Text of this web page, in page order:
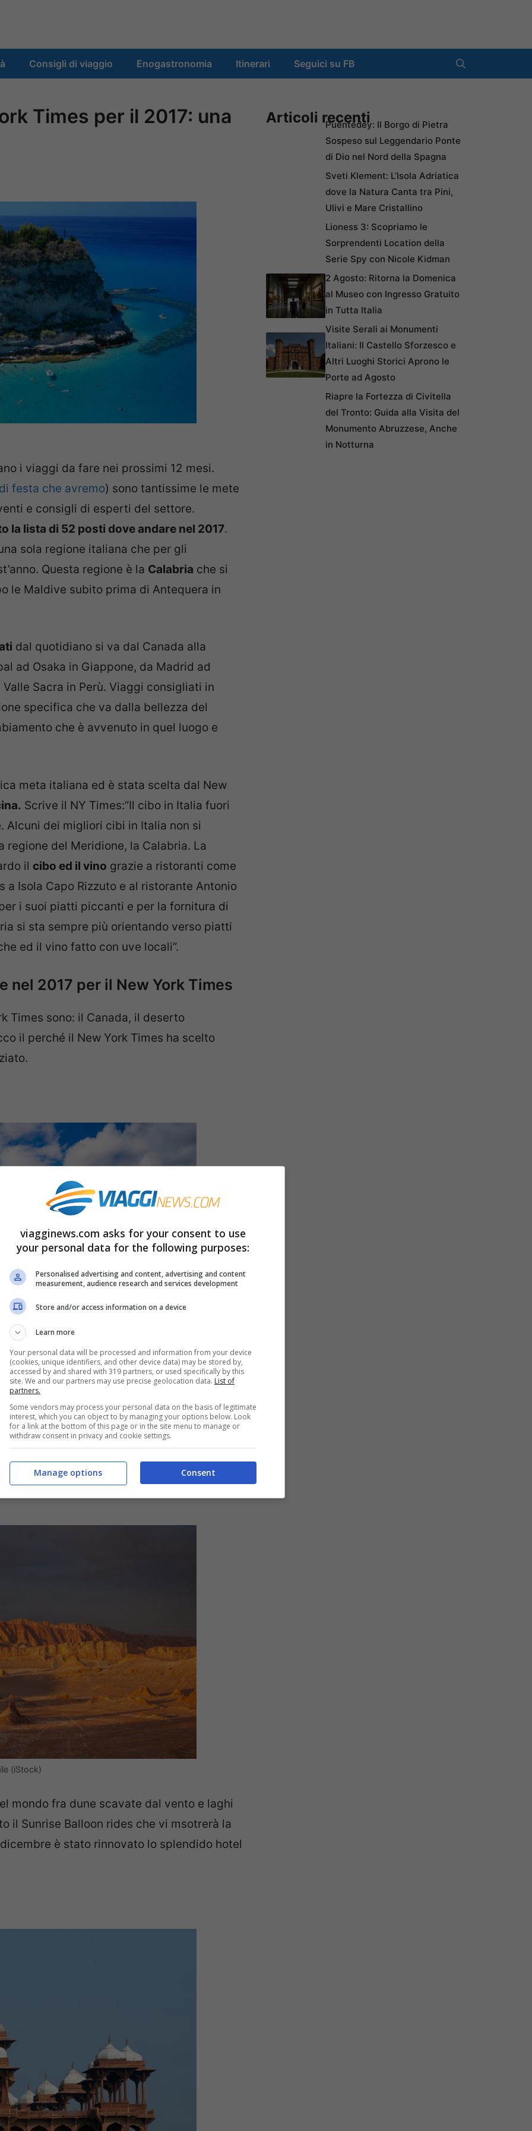
Consigli di viaggio Enogastronomia Itinerari Seguici su FB
Times per il 2017: una
i viaggi da fare nei prossimi 12 mesi.
festa che avremo) sono tantissime le mete
e consigli di esperti del settore.
la lista di 52 posti dove andare nel 2017.
sola regione italiana che per gli
Questa regione è la Calabria che si
le Maldive subito prima di Antequera in
dal quotidiano si va dal Canada alla
ad Osaka in Giappone, da Madrid ad
Sacra in Perù. Viaggi consigliati in
specifica che va dalla bellezza del
che è avvenuto in quel luogo e
meta italiana ed è stata scelta dal New
Scrive il NY Times:”Il cibo in Italia fuori
dei migliori cibi in Italia non si
regione del Meridione, la Calabria. La
il cibo ed il vino grazie a ristoranti come
a Isola Capo Rizzuto e al ristorante Antonio
i suoi piatti piccanti e per la fornitura di
si sta sempre più orientando verso piatti
ed il vino fatto con uve locali”.
nel 2017 per il New York Times
Times sono: il Canada, il deserto
il perché il New York Times ha scelto
(iStock)
le città cosmopolite e le sue meraviglie
per visitarlo: ricorre infatti il 150esimo
Paese ci sono oltre 200 parchi naturali
entrata gratuita.
(iStock)
mondo fra dune scavate dal vento e laghi
il Sunrise Balloon rides che vi msotrerà la
è stato rinnovato lo splendido hotel
Articoli recentiPuentedey: Il Borgo di Pietra
Sospeso sul Leggendario Ponte
di Dio nel Nord della Spagna
Sveti Klement: L’Isola Adriatica
dove la Natura Canta tra Pini,
Ulivi e Mare Cristallino
Lioness 3: Scopriamo le
Sorprendenti Location della
Serie Spy con Nicole Kidman
2 Agosto: Ritorna la Domenica
al Museo con Ingresso Gratuito
in Tutta Italia
Visite Serali ai Monumenti
Italiani: Il Castello Sforzesco e
Altri Luoghi Storici Aprono le
Porte ad Agosto
Riapre la Fortezza di Civitella
del Tronto: Guida alla Visita del
Monumento Abruzzese, Anche
in Notturna
viagginews.com asks for your consent to use
your personal data for the following purposes:
Personalised advertising and content, advertising and content
measurement, audience research and services development
Store and/or access information on a device
Learn more
Your personal data will be processed and information from your device
(cookies, unique identifiers, and other device data) may be stored by,
accessed by and shared with 319 partners, or used specifically by this
site. We and our partners may use precise geolocation data. List of
partners.
Some vendors may process your personal data on the basis of legitimate
interest, which you can object to by managing your options below. Look
for a link at the bottom of this page or in the site menu to manage or
withdraw consent in privacy and cookie settings.
Consent
Manage options